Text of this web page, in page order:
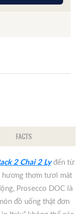
FACTS
2 Chai 2 Lyđến từ
hương thơm tươi mát
Prosecco DOC là
đồ uống thật đơn